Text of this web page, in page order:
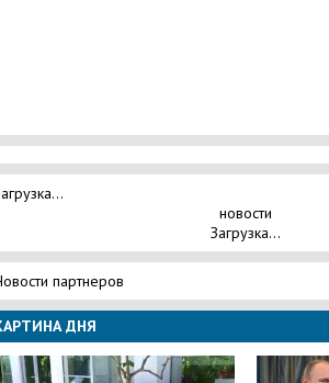
новости
Загрузка...
партнеров
ДНЯ